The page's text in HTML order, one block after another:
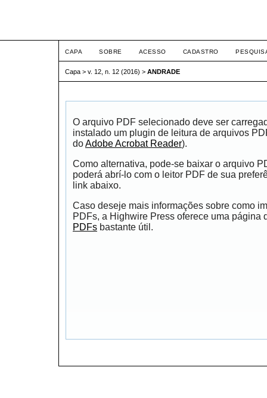
CAPA SOBRE ACESSO CADASTRO
Capa > v. 12, n. 12 (2016) > ANDRADE
O arquivo PDF selecionado deve ser
instalado um plugin de leitura de arquivos
doAdobe Acrobat Reader).
Como alternativa, pode-se baixar o arquivo
poderá abrí-lo com o leitor PDF de sua
link abaixo.
Caso deseje mais informações sobre como
PDFs, a Highwire Press oferece uma página
PDFs bastante útil.